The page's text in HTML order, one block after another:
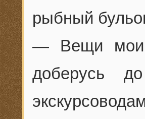
рыбный
— Вещи мои
доберусь